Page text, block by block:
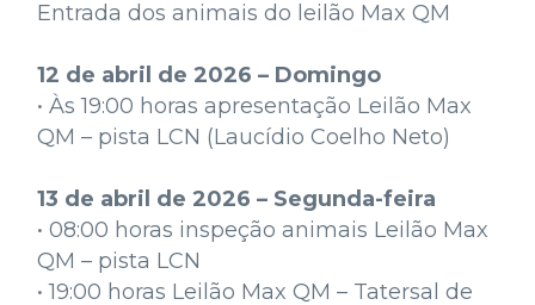
Entrada dos animais do leilão Max QM
12 de abril de 2026 – Domingo
• Às 19:00 horas apresentação Leilão Max
QM – pista LCN (Laucídio Coelho Neto)
13 de abril de 2026 – Segunda-feira
• 08:00 horas inspeção animais Leilão Max
QM – pista LCN
• 19:00 horas Leilão Max QM – Tatersal de